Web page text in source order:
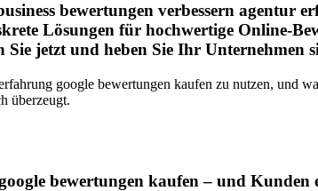
bewertungen verbessern agentur
Lösungen für hochwertige Online-
jetzt und heben Sie Ihr
google bewertungen kaufen zu nutzen, und
überzeugt.
bewertungen kaufen – und Kunden